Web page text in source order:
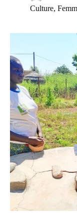
Culture,